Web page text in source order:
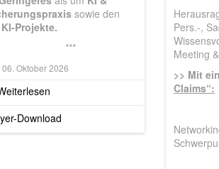
sowie den
KI-Projekte.
Oktober 2026
Download
Pers.-,
Meeting
>> Mit
Claims“: